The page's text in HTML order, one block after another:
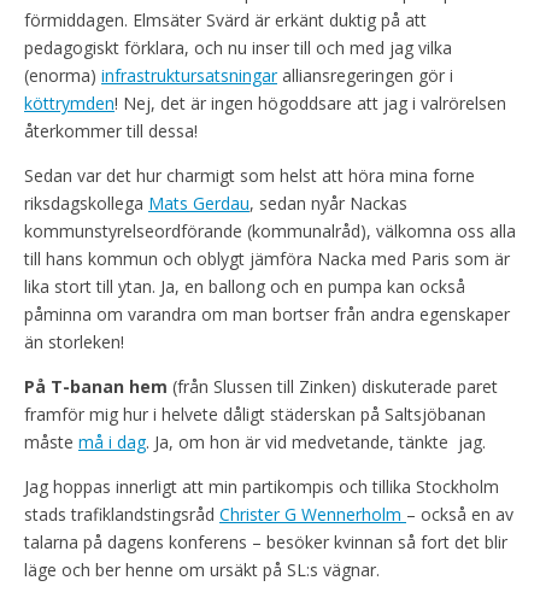
förmiddagen. Elmsäter Svärd är erkänt duktig på att
pedagogiskt förklara, och nu inser till och med jag vilka
(enorma) infrastruktursatsningaralliansregeringen gör i
köttrymden! Nej, det är ingen högoddsare att jag i valrörelsen
återkommer till dessa!
Sedan var det hur charmigt som helst att höra mina forne
riksdagskollega Mats Gerdau, sedan nyår Nackas
kommunstyrelseordförande (kommunalråd), välkomna oss alla
till hans kommun och oblygt jämföra Nacka med Paris som är
lika stort till ytan. Ja, en ballong och en pumpa kan också
påminna om varandra om man bortser från andra egenskaper
än storleken!
På T-banan hem (från Slussen till Zinken) diskuterade paret
framför mig hur i helvete dåligt städerskan på Saltsjöbanan
måste må i dag. Ja, om hon är vid medvetande, tänkte jag.
Jag hoppas innerligt att min partikompis och tillika Stockholm
stads trafiklandstingsråd Christer G Wennerholm – också en av
talarna på dagens konferens – besöker kvinnan så fort det blir
läge och ber henne om ursäkt på SL:s vägnar.